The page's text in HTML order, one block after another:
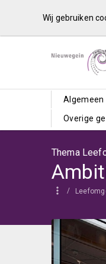
Wij gebruiken
Algemeen
Overige
Thema